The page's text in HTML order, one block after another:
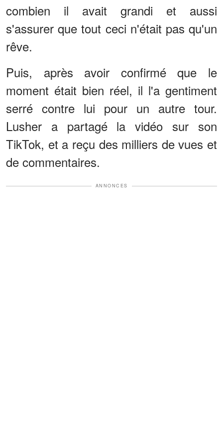
combien il avait grandi et aussi
s'assurer que tout ceci n'était pas qu'un
rêve.
Puis, après avoir confirmé que le
moment était bien réel, il l'a gentiment
serré contre lui pour un autre tour.
Lusher a partagé la vidéo sur son
TikTok, et a reçu des milliers de vues et
de commentaires.
ANNONCES